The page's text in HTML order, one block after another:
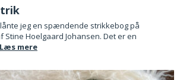
jeg en spændende strikkebog på
Stine Hoelgaard Johansen. Det er en
Læs mere